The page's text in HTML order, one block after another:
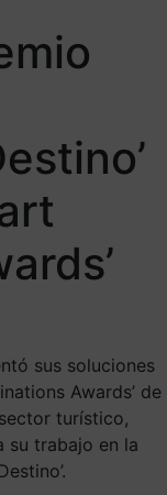
sus soluciones
Awards’ de
turístico,
su trabajo en la